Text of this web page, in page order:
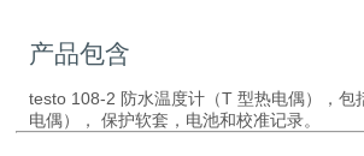
产品包含
testo 108-2 防水温度计（T 型热电偶），包
电偶）， 保护软套，电池和校准记录。